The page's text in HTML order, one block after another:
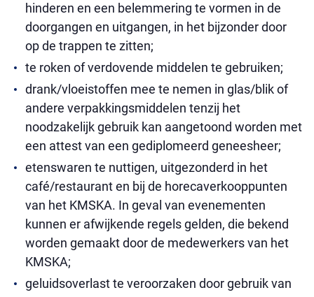
hinderen en een belemmering te vormen in de
doorgangen en uitgangen, in het bijzonder door
op de trappen te zitten;
te roken of verdovende middelen te gebruiken;
drank/vloeistoffen mee te nemen in glas/blik of
andere verpakkingsmiddelen tenzij het
noodzakelijk gebruik kan aangetoond worden met
een attest van een gediplomeerd geneesheer;
etenswaren te nuttigen, uitgezonderd in het
café/restaurant en bij de horecaverkooppunten
van het KMSKA. In geval van evenementen
kunnen er afwijkende regels gelden, die bekend
worden gemaakt door de medewerkers van het
KMSKA;
geluidsoverlast te veroorzaken door gebruik van